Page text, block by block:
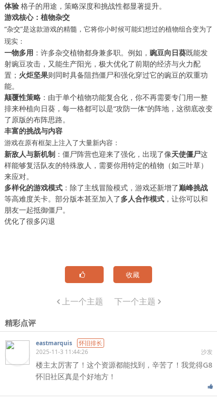
体验 格子的用途，策略深度和挑战性都显著提升。
游戏核心：植物杂交
“杂交”是这款游戏的精髓，它将你小时候可能幻想过的植物组合变为了
现实：
一物多用 ：许多杂交植物都身兼多职。例如， 豌豆向日葵既能发
射豌豆攻击，又能生产阳光，极大优化了前期的经济与火力配
置； 火炬坚果则同时具备阻挡僵尸和强化穿过它的豌豆的双重功
能。
颠覆性策略：由于单个植物功能复合化，你不再需要专门用一整
排来种植向日葵，每一格都可以是“攻防一体”的阵地，这彻底改变
了原版的布阵思路。
丰富的挑战与内容
游戏在原有框架上注入了大量新内容：
新敌人与新机制：僵尸阵营也迎来了强化，出现了像天使僵尸这
样能够复活队友的特殊敌人，需要你用特定的植物（如三叶草）
来应对。
多样化的游戏模式：除了主线冒险模式，游戏还新增了巅峰挑战
等高难度关卡。部分版本甚至加入了多人合作模式，让你可以和
朋友一起抵御僵尸。
优化了很多闪退
收藏
上一个主题 下一个主题
精彩点评
eastmarquis
怀旧排长
沙发
2025-11-3 11:44:26
楼主太厉害了！这个资源都能找到，辛苦了！我觉得G8
怀旧社区真是个好地方！